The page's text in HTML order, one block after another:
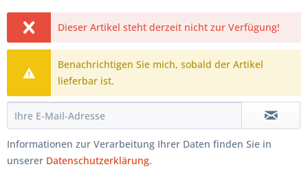
Dieser Artikel steht derzeit nicht zur Verfügung!
Benachrichtigen Sie mich, sobald der Artikel
lieferbar ist.
Informationen zur Verarbeitung Ihrer Daten finden Sie in
unserer Datenschutzerklärung.